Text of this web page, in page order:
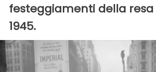
festeggiamenti della resa
1945.